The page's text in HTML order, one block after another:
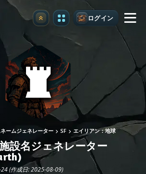
アップグレード ログイン
ームジェネレーター SF エイリアン：地球
設名ジェネレーター
(作成日: 2025-08-09)